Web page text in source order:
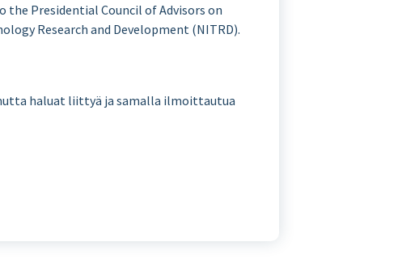
the Presidential Council of Advisors on
Research and Development (NITRD).
haluat liittyä ja samalla ilmoittautua